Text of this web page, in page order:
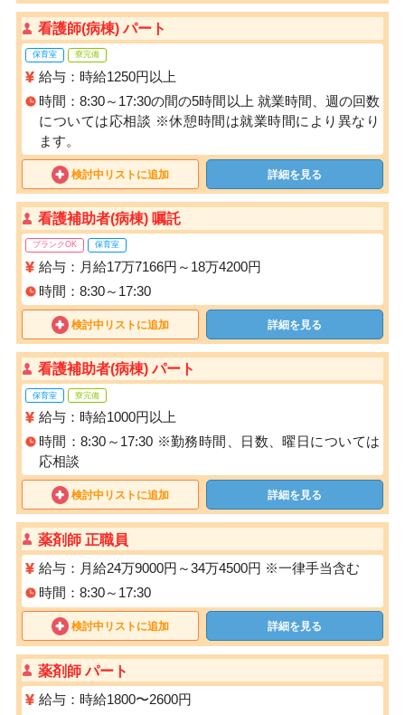
看護師(病棟) パート
保育室 寮完備
給与：時給1250円以上
時間：8:30～17:30の間の5時間以上 就業時間、週の回数
については応相談 ※休憩時間は就業時間により異なり
ます。
検討中リストに追加 詳細を見る
看護補助者(病棟) 嘱託
ブランクOK 保育室
給与：月給17万7166円～18万4200円
時間：8:30～17:30
検討中リストに追加 詳細を見る
看護補助者(病棟) パート
保育室 寮完備
給与：時給1000円以上
時間：8:30～17:30 ※勤務時間、日数、曜日については
応相談
検討中リストに追加 詳細を見る
薬剤師 正職員
給与：月給24万9000円～34万4500円 ※一律手当含む
時間：8:30～17:30
検討中リストに追加 詳細を見る
薬剤師 パート
給与：時給1800〜2600円